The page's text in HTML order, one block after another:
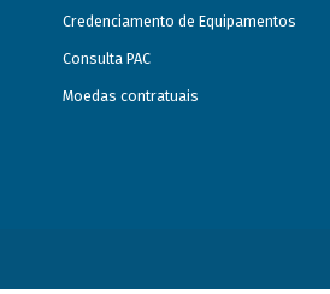
Credenciamento de Equipamentos
Consulta PAC
Moedas contratuais